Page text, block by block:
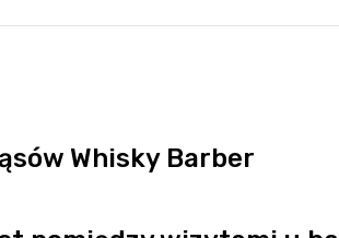
Whisky Barber